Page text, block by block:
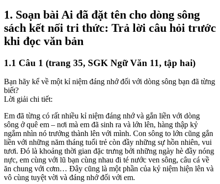
1. Soạn bài Ai đã đặt tên cho dòng sông
sách kết nối tri thức: Trả lời câu hỏi trước
khi đọc văn bản
1.1 Câu 1 (trang 35, SGK Ngữ Văn 11, tập hai)
Bạn hãy kể về một kỉ niệm đáng nhớ đối với dòng sông bạn đã từng
biết?
Lời giải chi tiết:
Em đã từng có rất nhiều kỉ niệm đáng nhớ và gắn liền với dòng
sông ở quê em – nơi mà em đã sinh ra và lớn lên, hàng thập kỷ
ngắm nhìn nó trưởng thành lên với mình. Con sông to lớn cũng gắn
liền với những năm tháng tuổi trẻ còn đầy những sự hồn nhiên, vui
tươi. Đó là khoảng thời gian đặc trưng bởi những ngày hè đầy nóng
nực, em cùng với lũ bạn cùng nhau đi té nước ven sông, câu cá về
ăn chung với cơm… Đây cũng là một phần của kỷ niệm hiện lên và
vô cùng tuyệt vời và đáng nhớ đối với em.